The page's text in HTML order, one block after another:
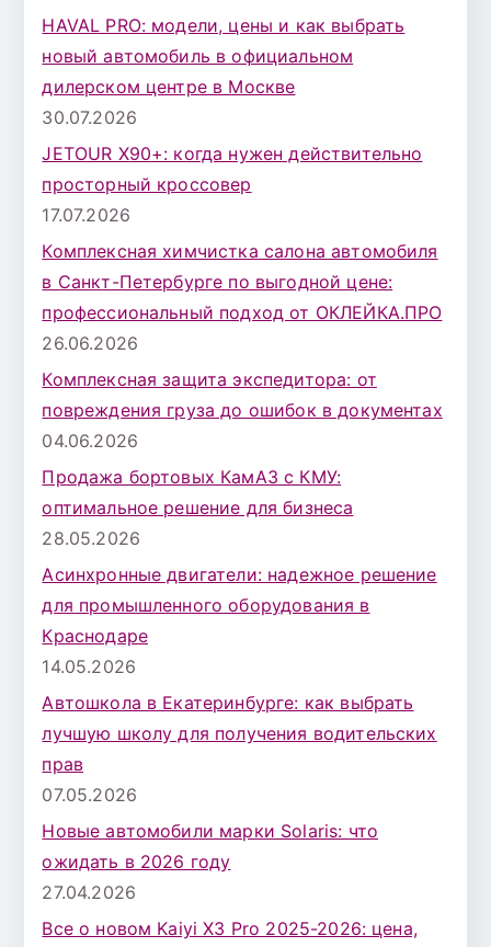
HAVAL PRO: модели, цены и как выбрать
новый автомобиль в официальном
дилерском центре в Москве
30.07.2026
JETOUR X90+: когда нужен действительно
просторный кроссовер
17.07.2026
Комплексная химчистка салона автомобиля
в Санкт-Петербурге по выгодной цене:
профессиональный подход от ОКЛЕЙКА.ПРО
26.06.2026
Комплексная защита экспедитора: от
повреждения груза до ошибок в документах
04.06.2026
Продажа бортовых КамАЗ с КМУ:
оптимальное решение для бизнеса
28.05.2026
Асинхронные двигатели: надежное решение
для промышленного оборудования в
Краснодаре
14.05.2026
Автошкола в Екатеринбурге: как выбрать
лучшую школу для получения водительских
прав
07.05.2026
Новые автомобили марки Solaris: что
ожидать в 2026 году
27.04.2026
Все о новом Kaiyi X3 Pro 2025-2026: цена,